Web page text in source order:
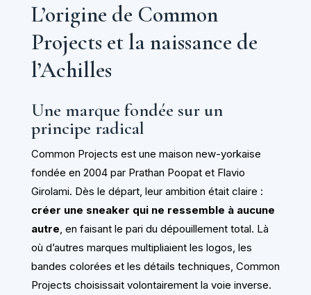
L’origine de Common
Projects et la naissance de
l’Achilles
Une marque fondée sur un
principe radical
Common Projects est une maison new-yorkaise
fondée en 2004 par Prathan Poopat et Flavio
Girolami. Dès le départ, leur ambition était claire :
créer une sneaker qui ne ressemble à aucune
autre , en faisant le pari du dépouillement total. Là
où d’autres marques multipliaient les logos, les
bandes colorées et les détails techniques, Common
Projects choisissait volontairement la voie inverse.